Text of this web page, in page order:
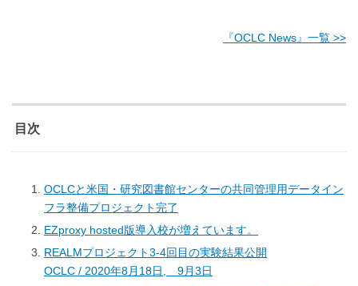
『OCLC News』一覧 >>
目次
OCLCと米国・研究図書館センターの共同管理用データイン
フラ整備プロジェクト完了
EZproxy hosted版導入校が増えています。
REALMプロジェクト3-4回目の実験結果公開
OCLC / 2020年8月18日, 9月3日